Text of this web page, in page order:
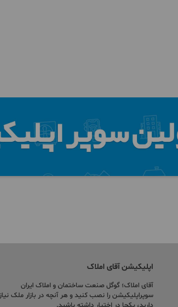
اپلیکیشن آقای املاک
آقای املاک؛ گوگل صنعت ساختمان و املاک ایران
سوپراپلیکیشن را نصب کنید و هر آنچه در بازار ملک نیاز
دارید، یکجا در اختیار داشته باشید.